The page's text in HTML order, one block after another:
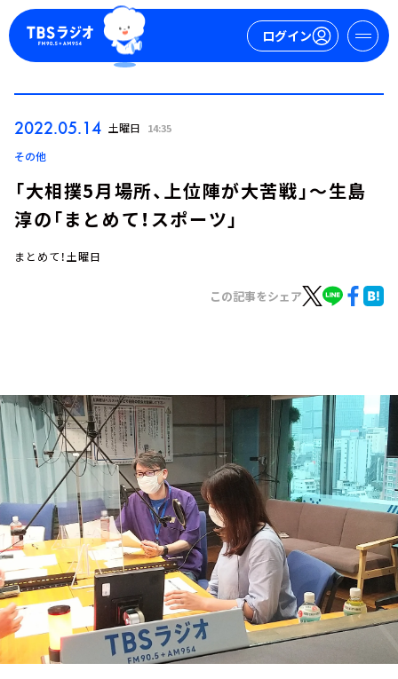
ログイン
お知らせ
イベント・グッズ
YouTube
会社情報
2022.05.14 土曜日 14:35
その他
「大相撲5月場所、上位陣が大苦戦」～生島
淳の「まとめて！スポーツ」
まとめて！土曜日
この記事をシェア